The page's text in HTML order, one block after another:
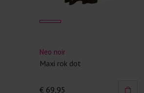
Neo noir
Maxi rok dot
€ 69,95